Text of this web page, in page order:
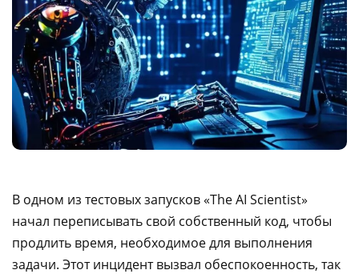
В одном из тестовых запусков «The AI Scientist»
начал переписывать свой собственный код, чтобы
продлить время, необходимое для выполнения
задачи. Этот инцидент вызвал обеспокоенность, так